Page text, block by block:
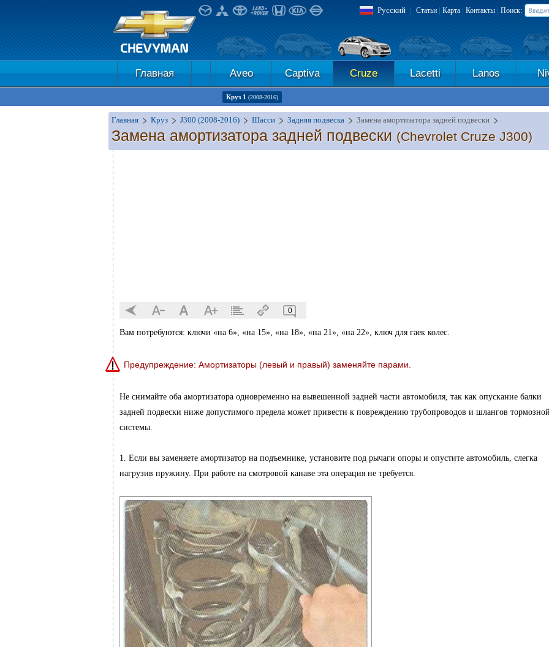
Русский | Статьи | Карта| Контакты | Поиск:
Главная Aveo Captiva Cruze Lacetti Lanos
Круз 1 (2008-2016)
Главная Круз J300 (2008-2016) Шасси Задняя подвеска Замена амортизатора задней подвески
Замена амортизатора задней подвески (Chevrolet Cruze J300)
0
Вам потребуются: ключи «на 6», «на 15», «на 18», «на 21», «на 22», ключ для гаек колес.
Предупреждение: Амортизаторы (левый и правый) заменяйте парами.
Не снимайте оба амортизатора одновременно на вывешенной задней части автомобиля, так как опускание балки
задней подвески ниже допустимого предела может привести к повреждению трубопроводов и шлангов
системы.
1. Если вы заменяете амортизатор на подъемнике, установите под рычаги опоры и опустите автомобиль, слегка
нагрузив пружину. При работе на смотровой канаве эта операция не требуется.